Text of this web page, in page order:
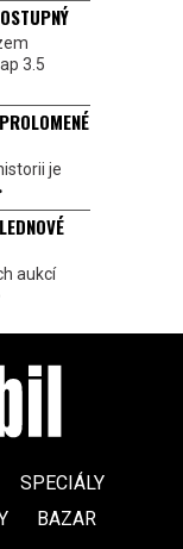
3.5
je
aukcí
SPECIÁLY
BAZAR